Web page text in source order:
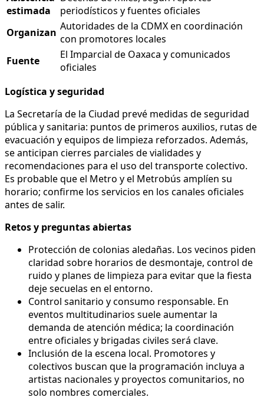
estimada
periodísticos y fuentes oficiales
Organizan Autoridades de la CDMX en coordinación
con promotores locales
Fuente
El Imparcial de Oaxaca y comunicados
oficiales
Logística y seguridad
La Secretaría de la Ciudad prevé medidas de seguridad
pública y sanitaria: puntos de primeros auxilios, rutas de
evacuación y equipos de limpieza reforzados. Además,
se anticipan cierres parciales de vialidades y
recomendaciones para el uso del transporte colectivo.
Es probable que el Metro y el Metrobús amplíen su
horario; confirme los servicios en los canales oficiales
antes de salir.
Retos y preguntas abiertas
Protección de colonias aledañas. Los vecinos piden
claridad sobre horarios de desmontaje, control de
ruido y planes de limpieza para evitar que la fiesta
deje secuelas en el entorno.
Control sanitario y consumo responsable. En
eventos multitudinarios suele aumentar la
demanda de atención médica; la coordinación
entre oficiales y brigadas civiles será clave.
Inclusión de la escena local. Promotores y
colectivos buscan que la programación incluya a
artistas nacionales y proyectos comunitarios, no
solo nombres comerciales.